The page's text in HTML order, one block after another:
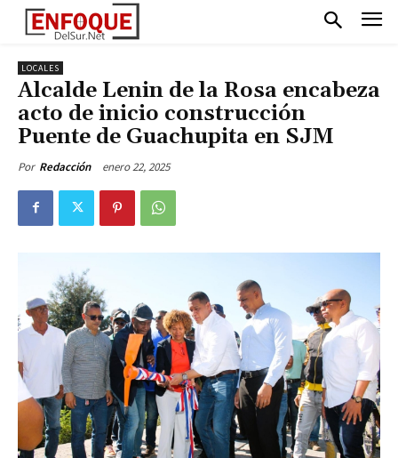
LOCALES
Alcalde Lenin de la Rosa encabeza
acto de inicio construcción
Puente de Guachupita en SJM
Por Redacción enero 22, 2025